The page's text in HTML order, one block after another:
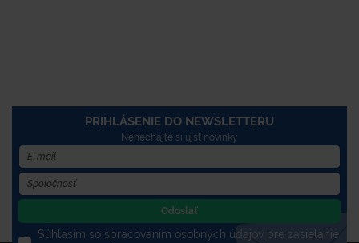
PRIHLÁSENIE DO NEWSLETTERU
Nenechajte si újsť novinky
Odoslať
Súhlasím so spracovaním osobných údajov pre zasielanie